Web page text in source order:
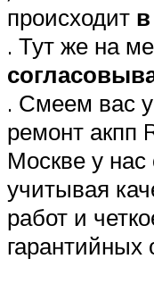
происходит
. Тут же на
. Смеем вас
ремонт акпп
Москве у
учитывая
работ и
гарантийных